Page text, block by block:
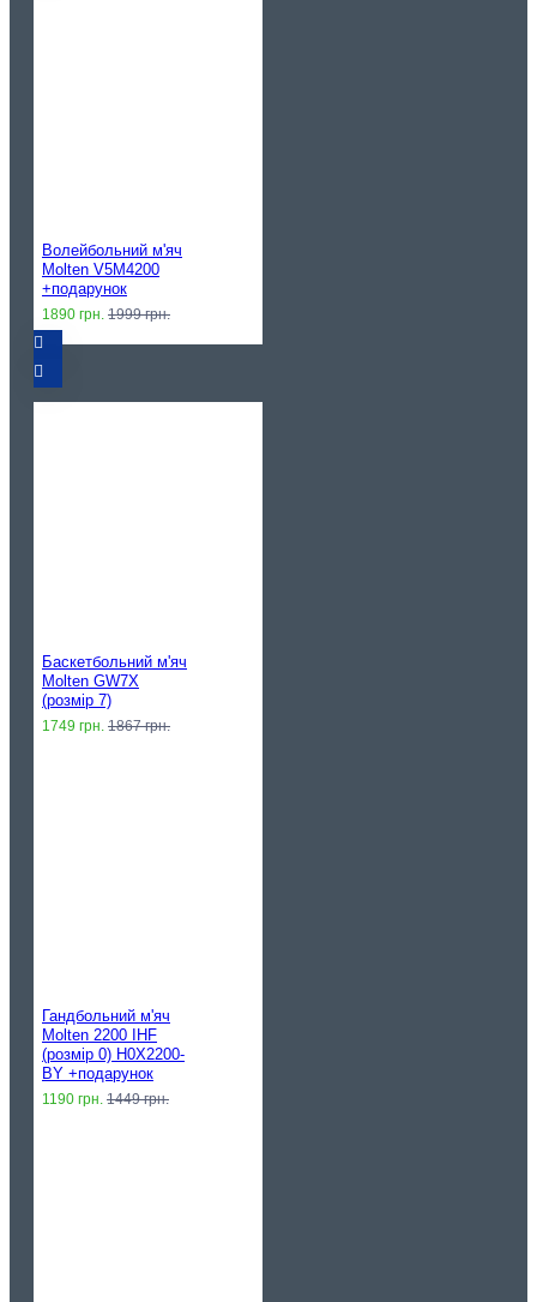
Волейбольний м'яч
Molten V5M4200
+подарунок
1890 грн. 1999 грн.
Баскетбольний м'яч
Molten GW7X
(розмір 7)
1749 грн. 1867 грн.
Гандбольний м'яч
Molten 2200 IHF
(розмір 0) H0X2200-
BY +подарунок
1190 грн. 1449 грн.